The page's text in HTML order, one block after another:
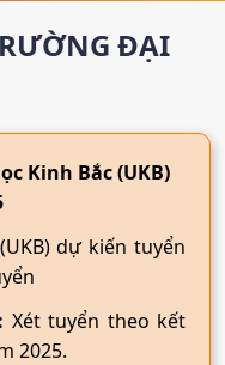
ĐẠI
Kinh Bắc (UKB)
dự kiến tuyển
Xét tuyển theo kết
2025.